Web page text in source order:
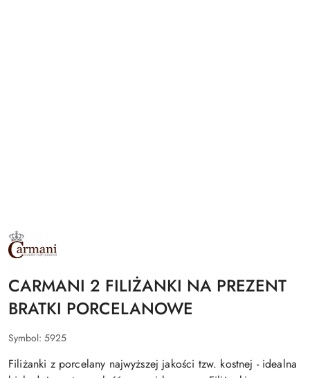
NAZWA
PRODUCENTA:
CARMANI
CARMANI 2 FILIŻANKI NA PREZENT
BRATKI PORCELANOWE
Symbol: 5925
Filiżanki z porcelany najwyższej jakości tzw. kostnej - idealna